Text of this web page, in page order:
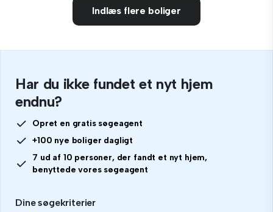
Indlæs flere boliger
Har du ikke fundet et nyt hjem
endnu?
Opret en gratis søgeagent
+100 nye boliger dagligt
7 ud af 10 personer, der fandt et nyt hjem,
benyttede vores søgeagent
Dine søgekriterier